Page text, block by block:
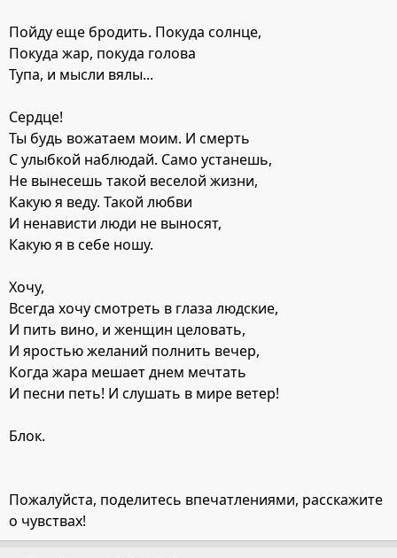
Пойду еще бродить. Покуда солнце,
Покуда жар, покуда голова
Тупа, и мысли вялы...
Сердце!
Ты будь вожатаем моим. И смерть
С улыбкой наблюдай. Само устанешь,
Не вынесешь такой веселой жизни,
Какую я веду. Такой любви
И ненависти люди не выносят,
Какую я в себе ношу.
Хочу,
Всегда хочу смотреть в глаза людские,
И пить вино, и женщин целовать,
И яростью желаний полнить вечер,
Когда жара мешает днем мечтать
И песни петь! И слушать в мире ветер!
Блок.
Пожалуйста, поделитесь впечатлениями, расскажите
о чувствах!